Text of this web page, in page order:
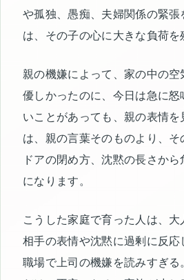
や孤独、愚痴、夫婦関係の緊張
は、その子の心に大きな負荷を
親の機嫌によって、家の中の
優しかったのに、今日は急に怒
いことがあっても、親の表情を
は、親の言葉そのものより、そ
ドアの閉め方、沈黙の長さから
になります。
こうした家庭で育った人は、大
相手の表情や沈黙に過剰に反応
職場で上司の機嫌を読みすぎる